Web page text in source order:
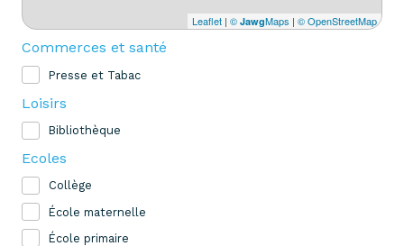
Leaflet | © JawgMaps | © OpenStreetMap
Commerces et santé
Presse et Tabac
Loisirs
Bibliothèque
Ecoles
Collège
École maternelle
École primaire